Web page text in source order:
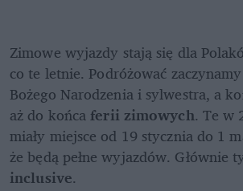
Zimowe wyjazdy stają się dla
co te letnie. Podróżować
Bożego Narodzenia i sylwestra, a
aż do końca ferii zimowych. Te w
miały miejsce od 19 stycznia do 1
że będą pełne wyjazdów. Głównie
inclusive.